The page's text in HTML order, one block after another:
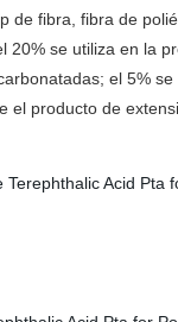
de fibra, fibra de
20% se utiliza en la
el 5%
producto de